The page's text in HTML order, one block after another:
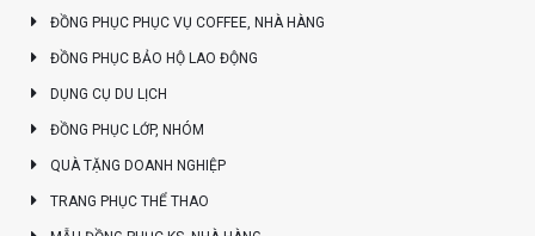
ĐỒNG PHỤC PHỤC VỤ COFFEE, NHÀ HÀNG
ĐỒNG PHỤC BẢO HỘ LAO ĐỘNG
DỤNG CỤ DU LỊCH
ĐỒNG PHỤC LỚP, NHÓM
QUÀ TẶNG DOANH NGHIỆP
TRANG PHỤC THỂ THAO